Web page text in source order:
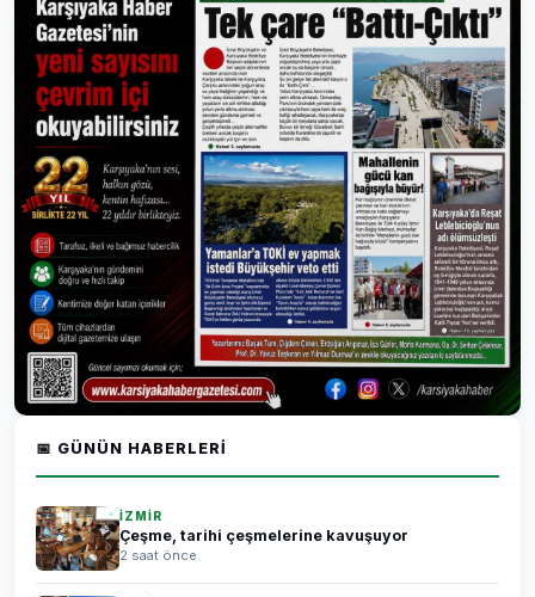
📅 GÜNÜN HABERLERI
İZMİR
Çeşme, tarihi çeşmelerine kavuşuyor
2 saat önce